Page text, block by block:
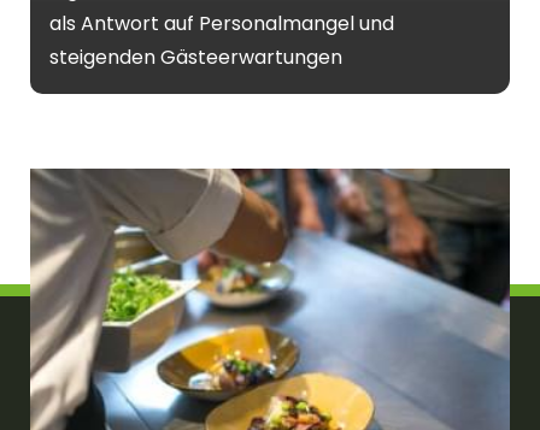
als Antwort auf Personalmangel und
steigenden Gästeerwartungen